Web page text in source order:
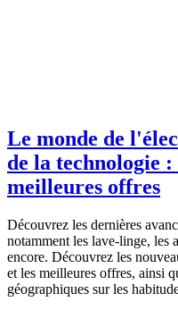
Le monde de
de la technologie
meilleures offres
Découvrez les dernières
notamment les lave-linge, les
encore. Découvrez les
et les meilleures offres, ainsi
géographiques sur les